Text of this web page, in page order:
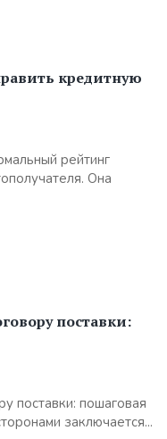
кредитную
рейтинг
Она
поставки:
поставки: пошаговая
заключается...